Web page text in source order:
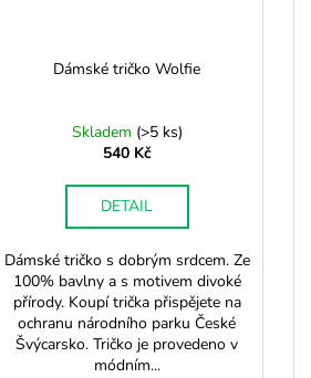
Dámské tričko Wolfie
Skladem (>5 ks)
540 Kč
DETAIL
Dámské tričko s dobrým srdcem. Ze
100% bavlny a s motivem divoké
přírody. Koupí trička přispějete na
ochranu národního parku České
Švýcarsko. Tričko je provedeno v
módním...